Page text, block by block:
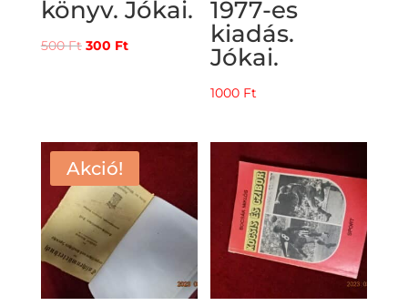
könyv. Jókai.
500Ft Original
300 FtCurrent
1977-es
kiadás.
Jókai.
1000 Ft
Akció!